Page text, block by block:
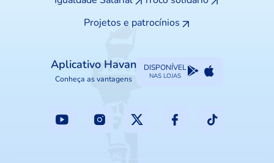
Projetos e patrocínios
Aplicativo Havan
Conheça as vantagens
DISPONÍVEL
NAS LOJAS